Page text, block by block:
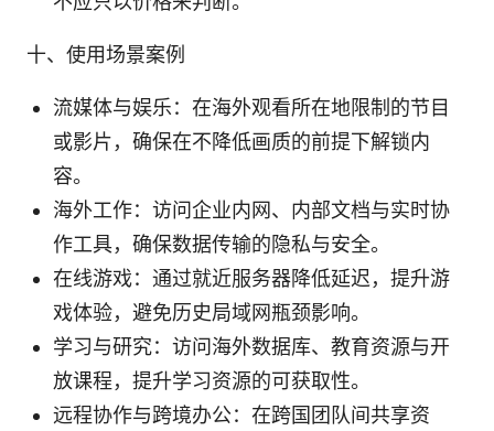
十、使用场景案例
流媒体与娱乐：在海外观看所在地限制的节目
或影片，确保在不降低画质的前提下解锁内
容。
海外工作：访问企业内网、内部文档与实时协
作工具，确保数据传输的隐私与安全。
在线游戏：通过就近服务器降低延迟，提升游
戏体验，避免历史局域网瓶颈影响。
学习与研究：访问海外数据库、教育资源与开
放课程，提升学习资源的可获取性。
远程协作与跨境办公：在跨国团队间共享资